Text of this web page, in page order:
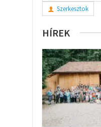
Szerkesztok
HÍREK